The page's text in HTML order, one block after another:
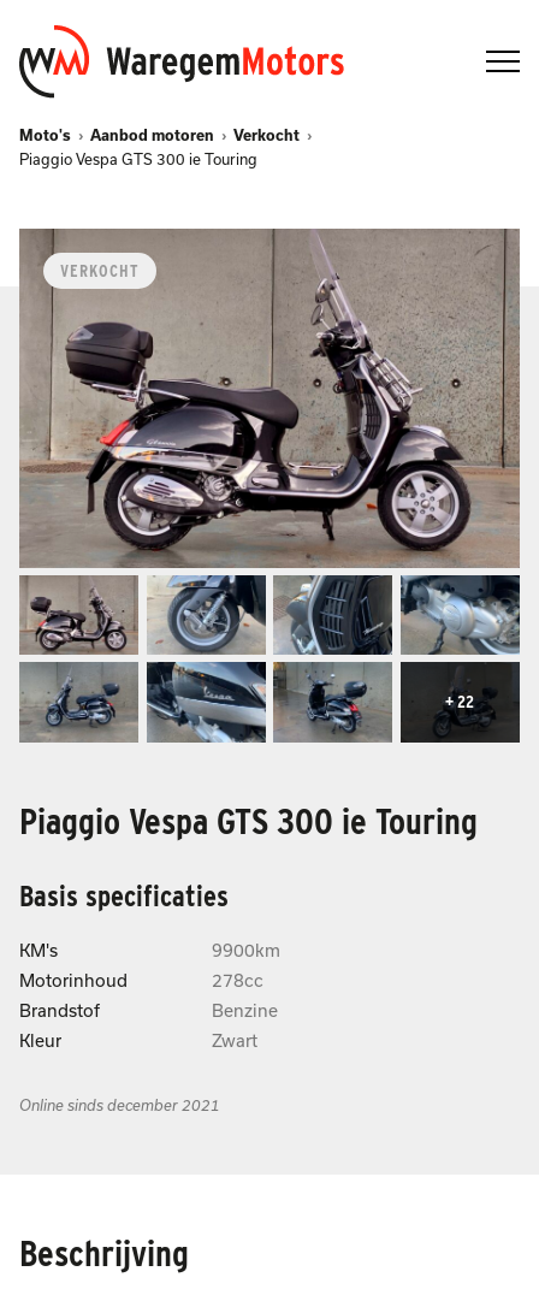
Moto's Aanbod motoren
Verkocht
Piaggio Vespa GTS 300 ie Touring
VERKOCHT
+ 22
Piaggio Vespa GTS 300 ie Touring
Basis specificaties
KM's
9900km
Motorinhoud
278cc
Brandstof
Benzine
Kleur
Zwart
Online sinds december 2021
Beschrijving